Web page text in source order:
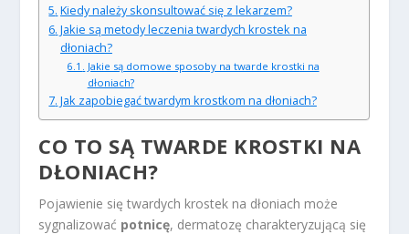
Kiedy należy skonsultować się z lekarzem?
Jakie są metody leczenia twardych krostek na
dłoniach?
Jakie są domowe sposoby na twarde krostki na
dłoniach?
Jak zapobiegać twardym krostkom na dłoniach?
CO TO SĄ TWARDE KROSTKI NA
DŁONIACH?
Pojawienie się twardych krostek na dłoniach może
sygnalizować potnicę, dermatozę charakteryzującą się